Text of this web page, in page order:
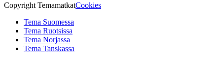
Copyright TemamatkatCookies
Tema Suomessa
Tema Ruotsissa
Tema Norjassa
Tema Tanskassa